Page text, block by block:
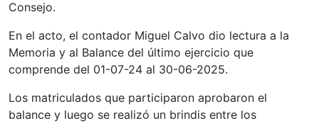
Consejo.
En el acto, el contador Miguel Calvo dio lectura a la
Memoria y al Balance del último ejercicio que
comprende del 01-07-24 al 30-06-2025.
Los matriculados que participaron aprobaron el
balance y luego se realizó un brindis entre los